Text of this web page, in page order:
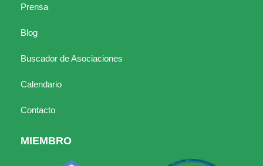
Prensa
Blog
Buscador de Asociaciones
Calendario
Contacto
MIEMBRO